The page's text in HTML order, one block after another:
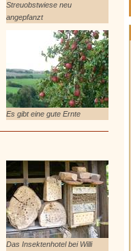
Streuobstwiese neu
angepfanzt
Es gibt eine gute Ernte
Das Insektenhotel bei Willi